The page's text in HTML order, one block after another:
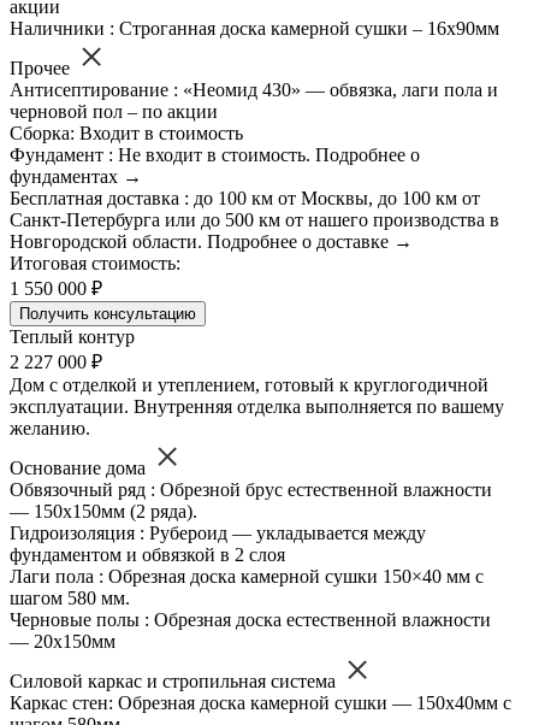
акции
Наличники : Строганная доска камерной сушки – 16х90мм
Прочее
Антисептирование : «Неомид 430» — обвязка, лаги пола и
черновой пол – по акции
Сборка: Входит в стоимость
Фундамент : Не входит в стоимость. Подробнее о
фундаментах →
Бесплатная доставка : до 100 км от Москвы, до 100 км от
Санкт-Петербурга или до 500 км от нашего производства в
Новгородской области. Подробнее о доставке →
Итоговая стоимость:
1 550 000 ₽
Получить консультацию
Теплый контур
2 227 000 ₽
Дом с отделкой и утеплением, готовый к круглогодичной
эксплуатации. Внутренняя отделка выполняется по вашему
желанию.
Основание дома
Обвязочный ряд : Обрезной брус естественной влажности
— 150х150мм (2 ряда).
Гидроизоляция : Рубероид — укладывается между
фундаментом и обвязкой в 2 слоя
Лаги пола : Обрезная доска камерной сушки 150×40 мм с
шагом 580 мм.
Черновые полы : Обрезная доска естественной влажности
— 20х150мм
Силовой каркас и стропильная система
Каркас стен: Обрезная доска камерной сушки — 150х40мм с